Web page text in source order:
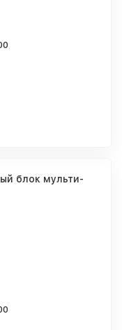
блок мульти-